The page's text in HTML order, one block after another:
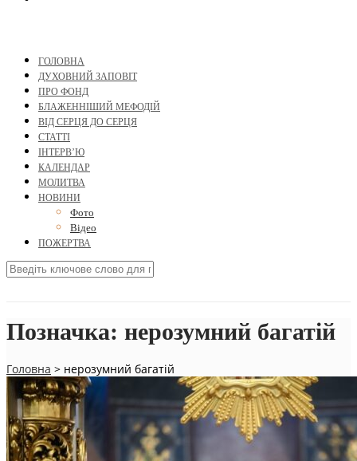
ГОЛОВНА
ДУХОВНИЙ ЗАПОВІТ
ПРО ФОНД
БЛАЖЕННІШИЙ МЕФОДІЙ
ВІД СЕРЦЯ ДО СЕРЦЯ
СТАТТІ
ІНТЕРВ’Ю
КАЛЕНДАР
МОЛИТВА
НОВИНИ
Фото
Відео
ПОЖЕРТВА
Позначка: нерозумний багатій
Головна > нерозумний багатій